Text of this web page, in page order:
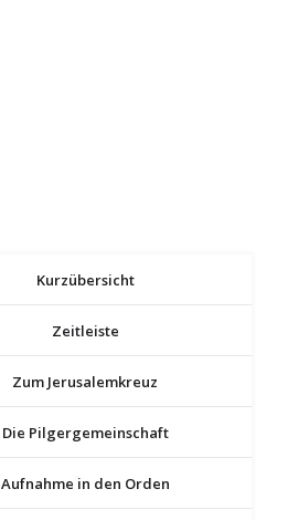
Kurzübersicht
Zeitleiste
Zum Jerusalemkreuz
Die Pilgergemeinschaft
Aufnahme in den Orden